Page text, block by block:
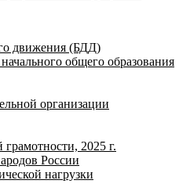
движения (БДД)
общего образования
организации
грамотности, 2025 г.
России
нагрузки